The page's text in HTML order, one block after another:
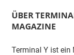
ÜBER
MAGAZINE
Terminal Y ist